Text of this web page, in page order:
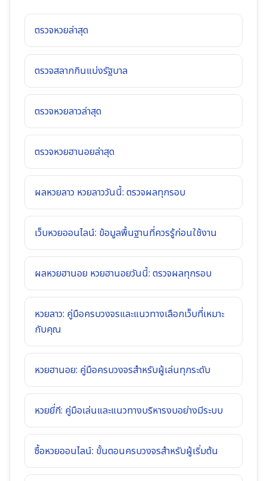
ตรวจหวยล่าสุด
ตรวจสลากกินแบ่งรัฐบาล
ตรวจหวยลาวล่าสุด
ตรวจหวยฮานอยล่าสุด
ผลหวยลาว หวยลาววันนี้: ตรวจผลทุกรอบ
เว็บหวยออนไลน์: ข้อมูลพื้นฐานที่ควรรู้ก่อนใช้งาน
ผลหวยฮานอย หวยฮานอยวันนี้: ตรวจผลทุกรอบ
หวยลาว: คู่มือครบวงจรและแนวทางเลือกเว็บที่เหมาะ
กับคุณ
หวยฮานอย: คู่มือครบวงจรสำหรับผู้เล่นทุกระดับ
หวยยี่กี: คู่มือเล่นและแนวทางบริหารงบอย่างมีระบบ
ซื้อหวยออนไลน์: ขั้นตอนครบวงจรสำหรับผู้เริ่มต้น